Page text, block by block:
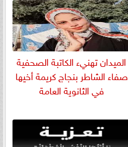
الميدان تهنيء الكاتبة الصحفية
صفاء الشاطر بنجاج كريمة أخيها
في الثانوية العامة